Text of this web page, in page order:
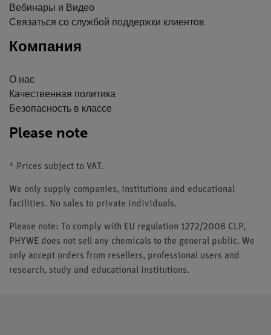
Вебинары и Видео
Связаться со службой поддержки клиентов
Компания
О нас
Качественная политика
Безопасность в классе
Please note
* Prices subject to VAT.
We only supply companies, institutions and educational
facilities. No sales to private individuals.
Please note: To comply with EU regulation 1272/2008 CLP,
PHYWE does not sell any chemicals to the general public. We
only accept orders from resellers, professional users and
research, study and educational institutions.